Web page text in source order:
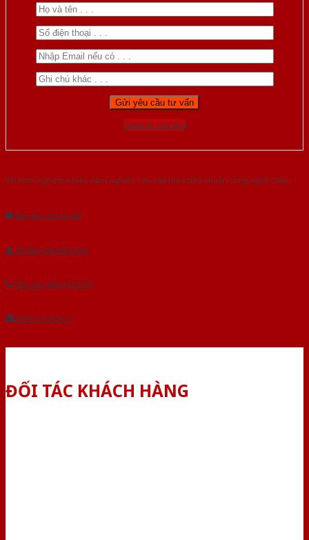
Gọi 0976.169.864
Với kinh nghiệm nhiêu năm nghiên cứu cửa theo tiêu chuẩn công nghệ Châu
Âu.Chúng tôi tự tin là nhà sản xuất & cung cấp hàng đầu tại Việt Nam!
Gửi yêu cầu tư vấn
Tải báo giá tổng hợp
Yêu cầu gọi lại (3 phút)
Dành cho đại lý
ĐỐI TÁC KHÁCH HÀNG